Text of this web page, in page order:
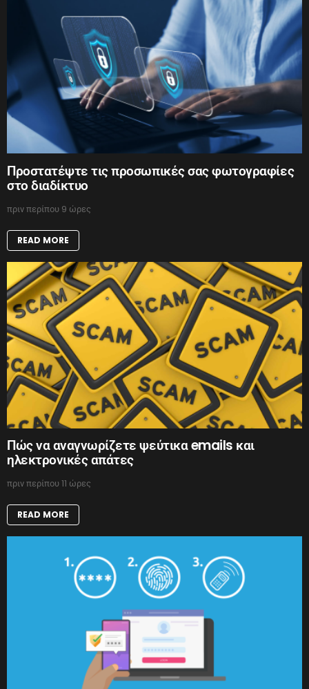
Προστατέψτε τις προσωπικές σας φωτογραφίες
στο διαδίκτυο
πριν περίπου 9 ώρες
READ MORE
Πώς να αναγνωρίζετε ψεύτικα emails και
ηλεκτρονικές απάτες
πριν περίπου 11 ώρες
READ MORE